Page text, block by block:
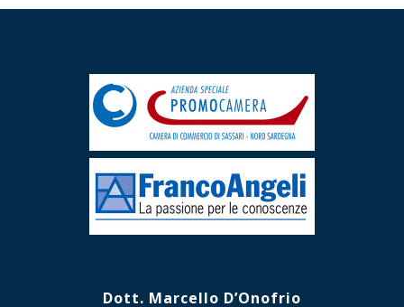
Dott. Marcello D’Onofrio